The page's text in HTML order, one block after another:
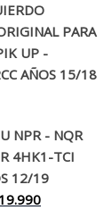
PARA
UP -
AÑOS 15/18
NPR - NQR
4HK1-TCI
12/19
El